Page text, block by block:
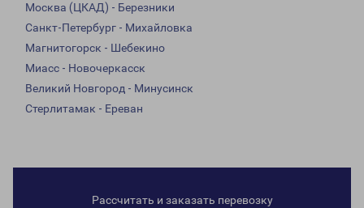
Москва (ЦКАД) - Березники
Санкт-Петербург - Михайловка
Магнитогорск - Шебекино
Миасс - Новочеркасск
Великий Новгород - Минусинск
Стерлитамак - Ереван
Рассчитать и заказать перевозку